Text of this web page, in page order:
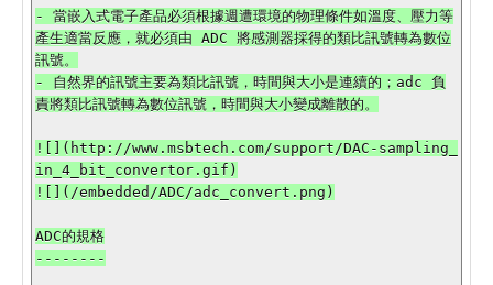
- 當嵌入式電子產品必須根據週遭環境的物理條件如溫度、壓力等
產生適當反應，就必須由 ADC 將感測器採得的類比訊號轉為數位
訊號。
- 自然界的訊號主要為類比訊號，時間與大小是連續的；adc 負
責將類比訊號轉為數位訊號，時間與大小變成離散的。
![](http://www.msbtech.com/support/DAC-sampling_
in_4_bit_convertor.gif)
![](/embedded/ADC/adc_convert.png)
ADC的規格
--------